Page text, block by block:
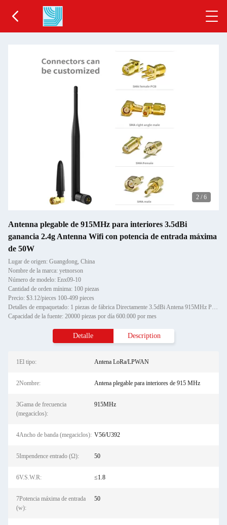
2 / 6
Antenna plegable de 915MHz para interiores 3.5dBi
ganancia 2.4g Antenna Wifi con potencia de entrada máxima
de 50W
Lugar de origen: Guangdong, China
Nombre de la marca: yetnorson
Número de modelo: Enx09-10
Cantidad de orden mínima: 100 piezas
Precio: $3.12/pieces 100-499 pieces
Detalles de empaquetado: 1 piezas de fábrica Directamente 3.5dBi Antena 915MHz Plegable Dipolar Antenna Interior 915MHz Plega
Capacidad de la fuente: 20000 piezas por día 600.000 por mes
Detalle Description
1El tipo: Antena LoRa/LPWAN
2Nombre: Antena plegable para interiores de 915 MHz
3Gama de frecuencia
(megaciclos):
915MHz
4Ancho de banda (megaciclos): V56/U392
5Impendence entrado (Ω): 50
6V.S.W.R: ≤1.8
7Potencia máxima de entrada
(w):
50